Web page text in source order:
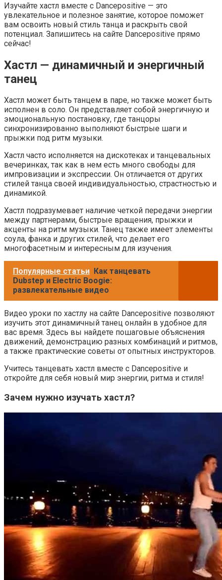
Изучайте хастл вместе с Dancepositive — это
увлекательное и полезное занятие, которое поможет
вам освоить новый стиль танца и раскрыть свой
потенциал. Запишитесь на сайте Dancepositive прямо
сейчас!
Хастл — динамичный и энергичный
танец
Хастл может быть танцем в паре, но также может быть
исполнен в соло. Он представляет собой энергичную и
эмоциональную постановку, где танцоры
синхронизированно выполняют быстрые шаги и
прыжки под ритм музыки.
Хастл часто исполняется на дискотеках и танцевальных
вечеринках, так как в нем есть много свободы для
импровизации и экспрессии. Он отличается от других
стилей танца своей индивидуальностью, страстностью и
динамикой.
Хастл подразумевает наличие четкой передачи энергии
между партнерами, быстрые вращения, прыжки и
акценты на ритм музыки. Танец также имеет элементы
соула, фанка и других стилей, что делает его
многофасетным и интересным для изучения.
Популярные статьи Как танцевать
Dubstep и Electric Boogie:
развлекательные видео
Видео уроки по хастлу на сайте Dancepositive позволяют
изучить этот динамичный танец онлайн в удобное для
вас время. Здесь вы найдете пошаговые объяснения
движений, демонстрацию разных комбинаций и ритмов,
а также практические советы от опытных инструкторов.
Учитесь танцевать хастл вместе с Dancepositive и
откройте для себя новый мир энергии, ритма и стиля!
Зачем нужно изучать хастл?